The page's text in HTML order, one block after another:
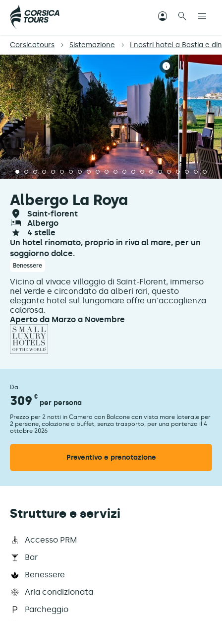
Corsicatours Sistemazione I nostri hotel a Bastia e
Albergo La Roya
saint-florent
albergo
4 stelle
Un hotel rinomato, proprio in riva al mare, per un
soggiorno dolce.
Benessere
Vicino al vivace villaggio di Saint-Florent, immerso
nel verde e circondato da alberi rari, questo
elegante hotel sul lungomare offre un'accoglienza
calorosa.
Aperto da Marzo a Novembre
Da
309 €
per persona
Prezzo per 2 notti in Camera con Balcone con vista mare laterale per
2 persone, colazione a buffet, senza trasporto, per una partenza il 4
ottobre 2026
Preventivo e prenotazione
Strutture e servizi
Accesso PRM
Bar
Benessere
Aria condizionata
Parcheggio